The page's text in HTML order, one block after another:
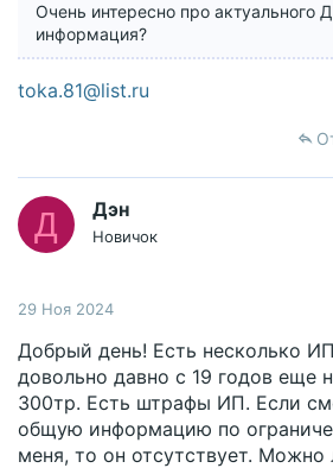
Очень интересно про актуального
информация?
toka.81@list.ru
Д Дэн
Новичок
29 Ноя 2024
Добрый день! Есть несколько
довольно давно с 19 годов еще
300тр. Есть штрафы ИП. Если
общую информацию по
меня, то он отсутствует. Можно